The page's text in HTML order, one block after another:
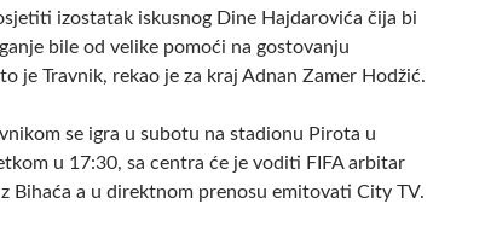
izostatak iskusnog Dine Hajdarovića čija bi
bile od velike pomoći na gostovanju
je Travnik, rekao je za kraj Adnan Zamer Hodžić.
se igra u subotu na stadionu Pirota u
u 17:30, sa centra će je voditi FIFA arbitar
Bihaća a u direktnom prenosu emitovati City TV.